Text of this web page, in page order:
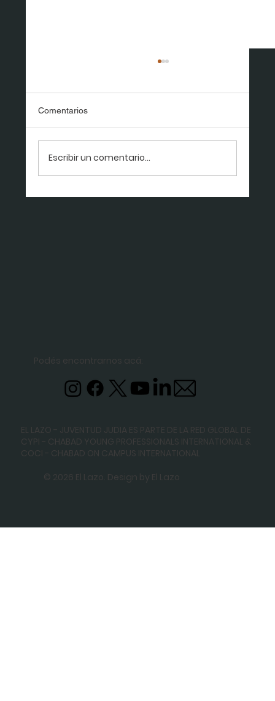
Comentarios
Escribir un comentario...
Podés encontrarnos acá:
© 2026 El Lazo. Design by El Lazo
EL LAZO - JUVENTUD JUDIA ES PARTE DE LA RED GLOBAL DE
CYPI - CHABAD YOUNG PROFESSIONALS INTERNATIONAL &
COCI - CHABAD ON CAMPUS INTERNATIONAL